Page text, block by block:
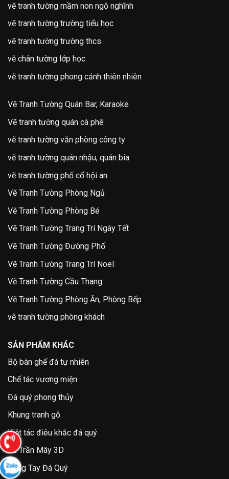
vẽ tranh tường mầm non ngộ nghĩnh
vẽ tranh tường trường tiểu học
vẽ tranh tường trường thcs
vẽ chân tường lớp học
vẽ tranh tường phong cảnh thiên nhiên
Vẽ Tranh Tường Quán Bar, Karaoke
Vẽ tranh tường quán cà phê
vẽ tranh tường văn phòng công ty
vẽ tranh tường quán nhậu, quán bia
vẽ tranh tường phố cổ hội an
Vẽ Tranh Tường Phòng Ngủ
Vẽ Tranh Tường Phòng Bé
Vẽ Tranh Tường Trang Trí Ngày Tết
Vẽ Tranh Tường Đường Phố
Vẽ Tranh Tường Trang Trí Noel
Vẽ Tranh Tường Cầu Thang
Vẽ Tranh Tường Phòng Ăn, Phòng Bếp
vẽ tranh tường phòng khách
SẢN PHẨM KHÁC
Bộ bàn ghế đá tự nhiên
Chế tác vương miện
Đá quý phong thủy
Khung tranh gỗ
Kiệt tác điêu khắc đá quý
Vẽ Trần Mây 3D
Vòng Tay Đá Quý